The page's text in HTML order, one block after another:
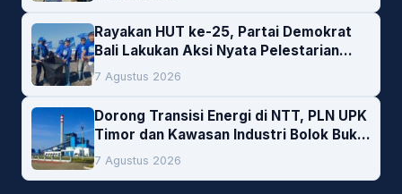
Rayakan HUT ke-25, Partai Demokrat
Bali Lakukan Aksi Nyata Pelestarian
Lingkungan
7 Agustus 2026
Dorong Transisi Energi di NTT, PLN UPK
Timor dan Kawasan Industri Bolok Buka
Peluang Investasi Woodchip untuk
Cofiring PLTU Bolok
7 Agustus 2026